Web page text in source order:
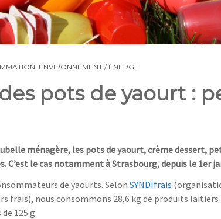
ENVIRONNEMENT / ÉNERGIE
pots de yaourt :
ménagère, les pots de yaourt, crème dessert,
C’est le cas notamment à Strasbourg, depuis le 1er
de yaourts. Selon SYNDIfrais (
frais), nous consommons 28,6 kg de produits laitiers
125g.